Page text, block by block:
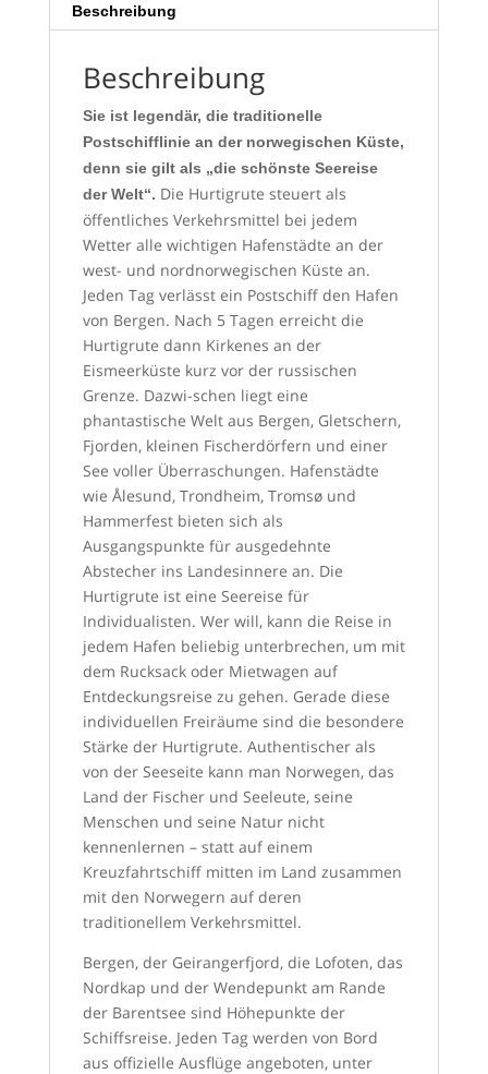
Beschreibung
Beschreibung
Sie ist legendär, die traditionelle
Postschifflinie an der norwegischen Küste,
denn sie gilt als „die schönste Seereise
der Welt“. Die Hurtigrute steuert als
öffentliches Verkehrsmittel bei jedem
Wetter alle wichtigen Hafenstädte an der
west- und nordnorwegischen Küste an.
Jeden Tag verlässt ein Postschiff den Hafen
von Bergen. Nach 5 Tagen erreicht die
Hurtigrute dann Kirkenes an der
Eismeerküste kurz vor der russischen
Grenze. Dazwi-schen liegt eine
phantastische Welt aus Bergen, Gletschern,
Fjorden, kleinen Fischerdörfern und einer
See voller Überraschungen. Hafenstädte
wie Ålesund, Trondheim, Tromsø und
Hammerfest bieten sich als
Ausgangspunkte für ausgedehnte
Abstecher ins Landesinnere an. Die
Hurtigrute ist eine Seereise für
Individualisten. Wer will, kann die Reise in
jedem Hafen beliebig unterbrechen, um mit
dem Rucksack oder Mietwagen auf
Entdeckungsreise zu gehen. Gerade diese
individuellen Freiräume sind die besondere
Stärke der Hurtigrute. Authentischer als
von der Seeseite kann man Norwegen, das
Land der Fischer und Seeleute, seine
Menschen und seine Natur nicht
kennenlernen – statt auf einem
Kreuzfahrtschiff mitten im Land zusammen
mit den Norwegern auf deren
traditionellem Verkehrsmittel.
Bergen, der Geirangerfjord, die Lofoten, das
Nordkap und der Wendepunkt am Rande
der Barentsee sind Höhepunkte der
Schiffsreise. Jeden Tag werden von Bord
aus offizielle Ausflüge angeboten, unter